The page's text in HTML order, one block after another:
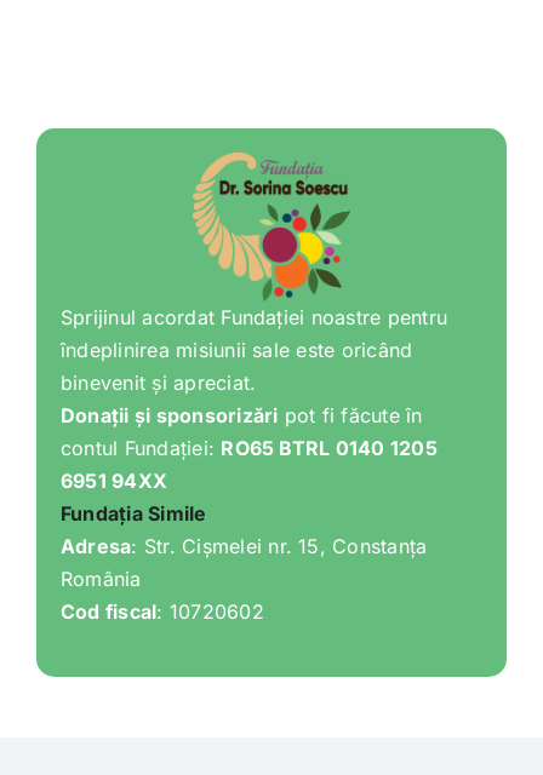
Clubul Iubim Fructele
Sprijinul acordat Fundației noastre pentru
îndeplinirea misiunii sale este oricând
binevenit și apreciat.
Donații și sponsorizări pot fi făcute în
contul Fundației: RO65 BTRL 0140 1205
6951 94XX
Fundația Simile
Adresa: Str. Cișmelei nr. 15, Constanța
România
Cod fiscal: 10720602